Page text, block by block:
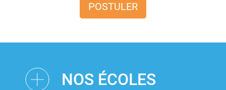
POSTULER
NOS ÉCOLES